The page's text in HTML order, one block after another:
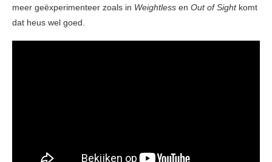
meer geëxperimenteer zoals in Weightless en Out of Sightkomt
dat heus wel goed.